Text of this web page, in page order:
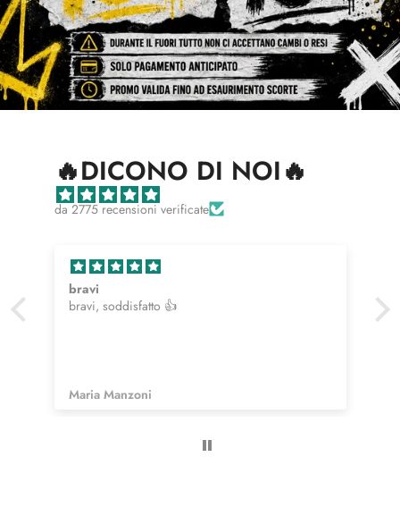
🔥DICONO DI NOI🔥
da 2775 recensioni verificate
Ottimo acquisto
Anonimo